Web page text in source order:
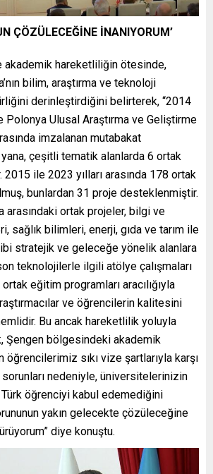
ÇÖZÜLECEĞİNE İNANIYORUM’
akademik hareketliliğin ötesinde,
bilim, araştırma ve teknoloji
derinleştirdiğini belirterek, “2014
Polonya Ulusal Araştırma ve Geliştirme
imzalanan mutabakat
yana, çeşitli tematik alanlarda 6 ortak
2015 ile 2023 yılları arasında 178 ortak
bunlardan 31 proje desteklenmiştir.
arasındaki ortak projeler, bilgi ve
sağlık bilimleri, enerji, gıda ve tarım ile
stratejik ve geleceğe yönelik alanlara
teknolojilerle ilgili atölye çalışmaları
eğitim programları aracılığıyla
ve öğrencilerin kalitesini
Bu ancak hareketlilik yoluyla
Şengen bölgesindeki akademik
öğrencilerimiz sıkı vize şartlarıyla karşı
sorunları nedeniyle, üniversitelerinizin
öğrenciyi kabul edemediğini
yakın gelecekte çözüleceğine
diye konuştu.